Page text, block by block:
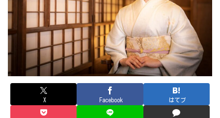
X Facebook はてブ